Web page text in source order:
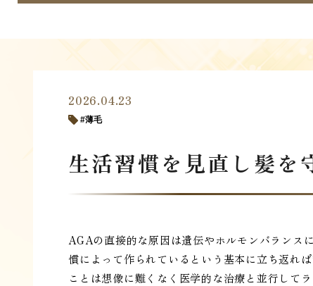
2026.04.23
薄毛
生活習慣を見直し髪を
AGAの直接的な原因は遺伝やホルモンバランス
慣によって作られているという基本に立ち返れ
ことは想像に難くなく医学的な治療と並行して